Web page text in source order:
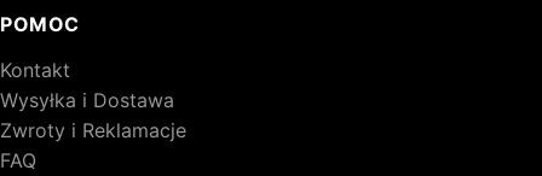
POMOC
Kontakt
Wysyłka i Dostawa
Zwroty i Reklamacje
FAQ